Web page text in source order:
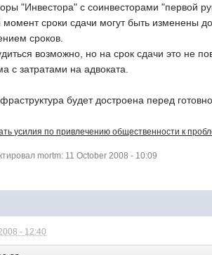
"Инвестора" с соинвесторами "первой
сроки сдачи могут быть изменены
сроков.
возможно, но на срок сдачи это не
с затратами на адвоката.
будет достроена перед
усилия по привлечению общественности к
mortm: 11 October 2008 - 10:09
- 12:40